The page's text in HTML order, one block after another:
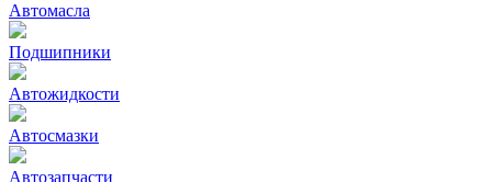
Автомасла
Подшипники
Автожидкости
Автосмазки
Автозапчасти